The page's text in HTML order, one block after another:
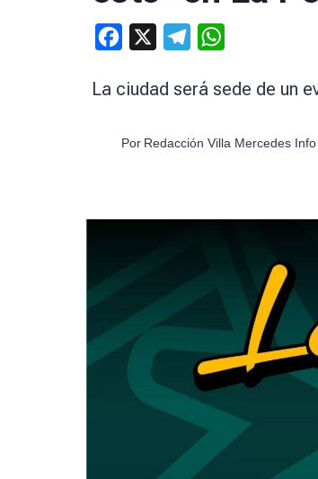
Facebook Telegram
La ciudad será sede de un
Por Redacción Villa Mercedes Info